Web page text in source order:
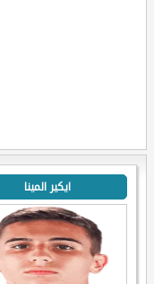
ايكير المينا